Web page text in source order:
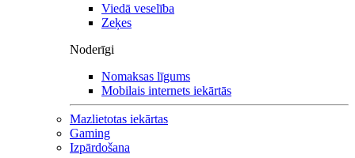
Viedā veselība
Zeķes
Noderīgi
Nomaksas līgums
Mobilais internets iekārtās
Mazlietotas iekārtas
Gaming
Izpārdošana